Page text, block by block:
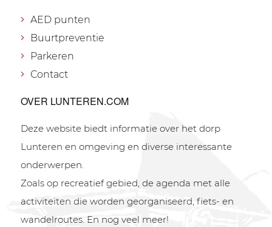
AED punten
Buurtpreventie
Parkeren
Contact
OVER LUNTEREN.COM
Deze website biedt informatie over het dorp
Lunteren en omgeving en diverse interessante
onderwerpen.
Zoals op recreatief gebied, de agenda met alle
activiteiten die worden georganiseerd, fiets- en
wandelroutes. En nog veel meer!